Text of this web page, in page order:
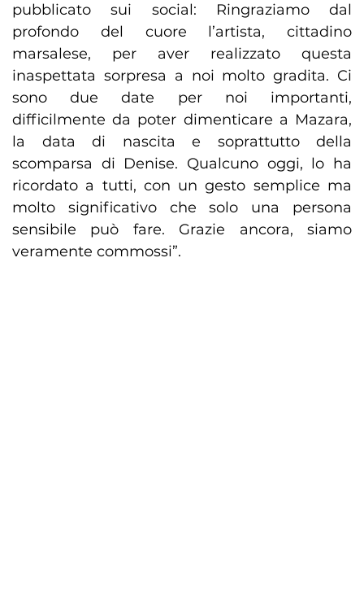
pubblicato sui social: Ringraziamo dal
profondo del cuore l’artista, cittadino
marsalese, per aver realizzato questa
inaspettata sorpresa a noi molto gradita. Ci
sono due date per noi importanti,
difficilmente da poter dimenticare a Mazara,
la data di nascita e soprattutto della
scomparsa di Denise. Qualcuno oggi, lo ha
ricordato a tutti, con un gesto semplice ma
molto significativo che solo una persona
sensibile può fare. Grazie ancora, siamo
veramente commossi”.